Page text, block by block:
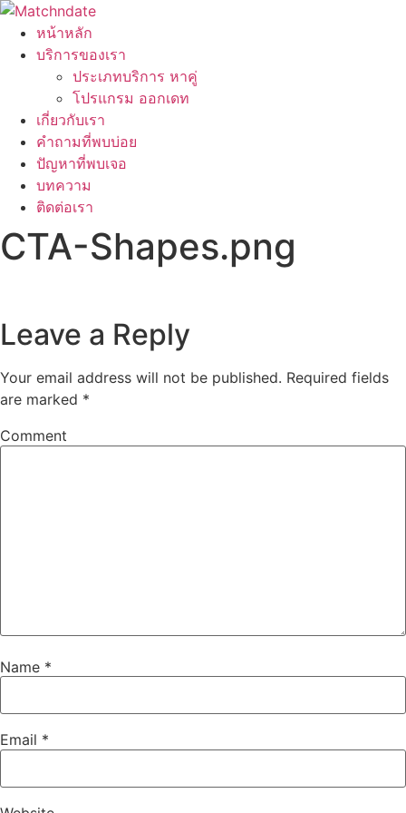
หน้าหลัก
บริการของเรา
ประเภทบริการ หาคู่
โปรแกรม ออกเดท
เกี่ยวกับเรา
คำถามที่พบบ่อย
ปัญหาที่พบเจอ
บทความ
ติดต่อเรา
CTA-Shapes.png
Leave a Reply
Your email address will not be published. Required fields
are marked *
Comment
Name *
Email *